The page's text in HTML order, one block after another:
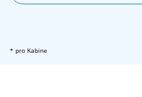
* pro Kabine